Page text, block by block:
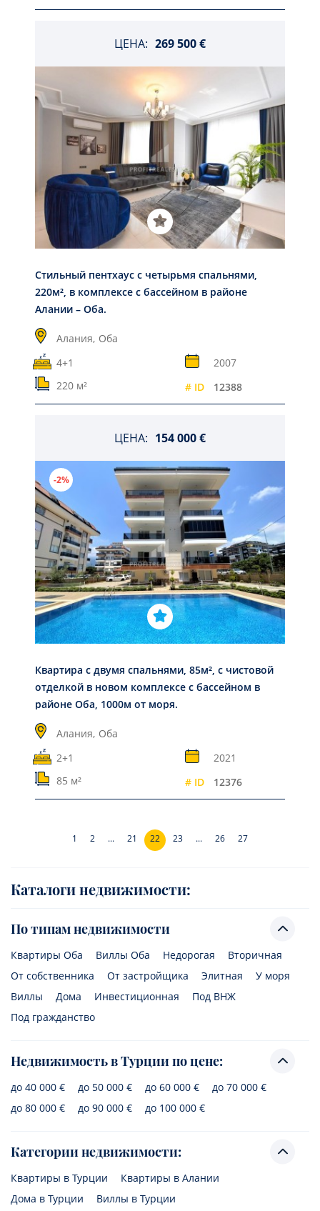
ЦЕНА: 269 500 €
Стильный пентхаус с четырьмя спальнями,
220м², в комплексе с бассейном в районе
Алании – Оба.
Алания, Оба
4+1
2007
220 м²
# ID 12388
ЦЕНА: 154 000 €
-2%
Квартира с двумя спальнями, 85м², с чистовой
отделкой в новом комплексе с бассейном в
районе Оба, 1000м от моря.
Алания, Оба
2+1
2021
85 м²
# ID 12376
1 2 ... 21 22 23 ... 26 27
Каталоги недвижимости:
По типам недвижимости
Квартиры Оба Виллы Оба Недорогая
Вторичная
От собственника
От застройщика Элитная
У моря
Виллы
Дома Инвестиционная
Под ВНЖ
Под гражданство
Недвижимость в Турции по цене:
до 40 000 € до 50 000 € до 60 000 €
до 70 000 €
до 80 000 €
до 90 000 € до 100 000 €
Категории недвижимости:
Квартиры в Турции
Квартиры в Алании
Дома в Турции
Виллы в Турции